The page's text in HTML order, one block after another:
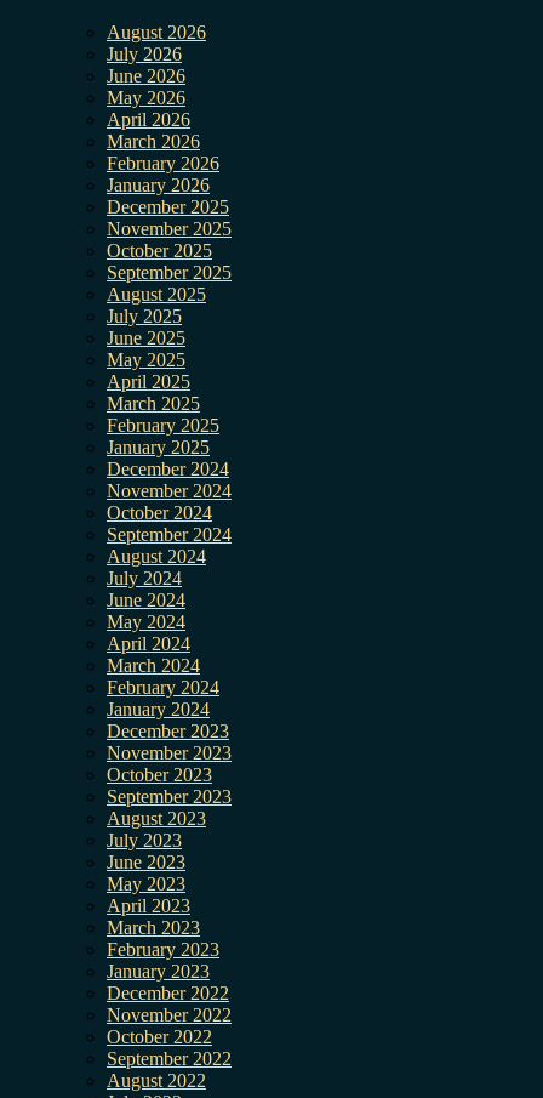
August 2026
July 2026
June 2026
May 2026
April 2026
March 2026
February 2026
January 2026
December 2025
November 2025
October 2025
September 2025
August 2025
July 2025
June 2025
May 2025
April 2025
March 2025
February 2025
January 2025
December 2024
November 2024
October 2024
September 2024
August 2024
July 2024
June 2024
May 2024
April 2024
March 2024
February 2024
January 2024
December 2023
November 2023
October 2023
September 2023
August 2023
July 2023
June 2023
May 2023
April 2023
March 2023
February 2023
January 2023
December 2022
November 2022
October 2022
September 2022
August 2022